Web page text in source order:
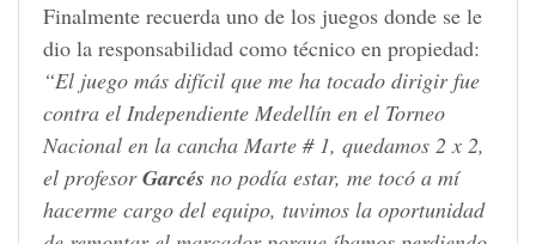
Finalmente recuerda uno de los juegos donde se le
dio la responsabilidad como técnico en propiedad:
“El juego más difícil que me ha tocado dirigir fue
contra el Independiente Medellín en el Torneo
Nacional en la cancha Marte # 1, quedamos 2 x 2,
el profesorGarcés no podía estar, me tocó a mí
hacerme cargo del equipo, tuvimos la oportunidad